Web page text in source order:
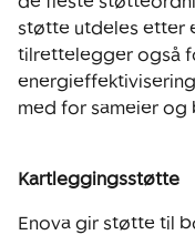
støtte utdeles etter
tilrettelegger også
med for sameier og
Kartleggingsstøtte
Enova gir støtte til